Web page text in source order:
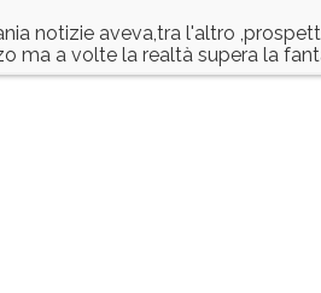
notizie aveva,tra l'altro
ma a volte la realtà supera la